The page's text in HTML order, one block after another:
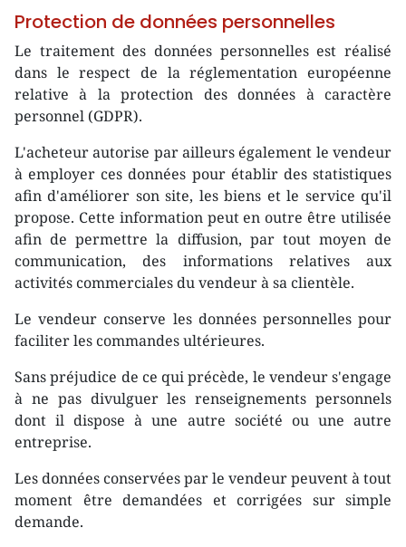
Protection de données personnelles
Le traitement des données personnelles est réalisé
dans le respect de la réglementation européenne
relative à la protection des données à caractère
personnel (GDPR).
L'acheteur autorise par ailleurs également le vendeur
à employer ces données pour établir des statistiques
afin d'améliorer son site, les biens et le service qu'il
propose. Cette information peut en outre être utilisée
afin de permettre la diffusion, par tout moyen de
communication, des informations relatives aux
activités commerciales du vendeur à sa clientèle.
Le vendeur conserve les données personnelles pour
faciliter les commandes ultérieures.
Sans préjudice de ce qui précède, le vendeur s'engage
à ne pas divulguer les renseignements personnels
dont il dispose à une autre société ou une autre
entreprise.
Les données conservées par le vendeur peuvent à tout
moment être demandées et corrigées sur simple
demande.